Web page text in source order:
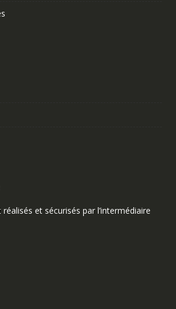
et sécurisés par l’intermédiaire